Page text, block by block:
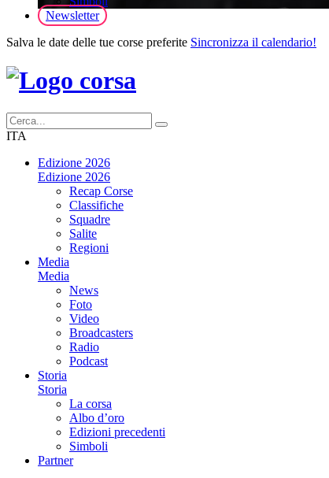
Newsletter
Salva le date delle tue corse preferite Sincronizza il calendario!
ITA
Edizione 2026
Edizione 2026
Recap Corse
Classifiche
Squadre
Salite
Regioni
Media
Media
News
Foto
Video
Broadcasters
Radio
Podcast
Storia
Storia
La corsa
Albo d’oro
Edizioni precedenti
Simboli
Partner